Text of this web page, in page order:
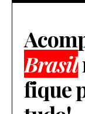
Brasil
fique